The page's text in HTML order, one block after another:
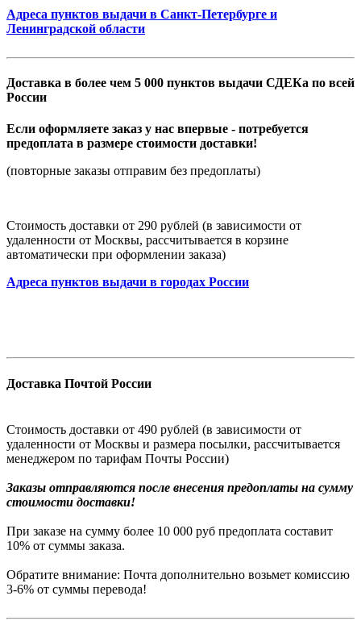
Адреса пунктов выдачи в Санкт-Петербурге и
Ленинградской области
Доставка в более чем 5 000 пунктов выдачи СДЕКа по всей
России
Если оформляете заказ у нас впервые - потребуется
предоплата в размере стоимости доставки!
(повторные заказы отправим без предоплаты)
Стоимость доставки от 290 рублей (в зависимости от
удаленности от Москвы, рассчитывается в корзине
автоматически при оформлении заказа)
Адреса пунктов выдачи в городах России
Доставка Почтой России
Стоимость доставки от 490 рублей (в зависимости от
удаленности от Москвы и размера посылки, рассчитывается
менеджером по тарифам Почты России)
Заказы отправляются после внесения предоплаты на сумму
стоимости доставки!
При заказе на сумму более 10 000 руб предоплата составит
10% от суммы заказа.
Обратите внимание: Почта дополнительно возьмет комиссию
3-6% от суммы перевода!